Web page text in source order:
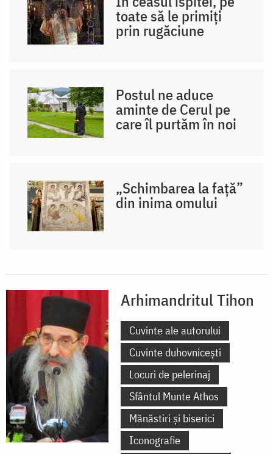
toate să le primiți
prin rugăciune
Postul ne aduce
aminte de Cerul pe
care îl purtăm în noi
„Schimbarea la față”
din inima omului
Arhimandritul Tihon
Cuvinte ale autorului
Cuvinte duhovnicești
Locuri de pelerinaj
Sfântul Munte Athos
Mănăstiri și biserici
Iconografie